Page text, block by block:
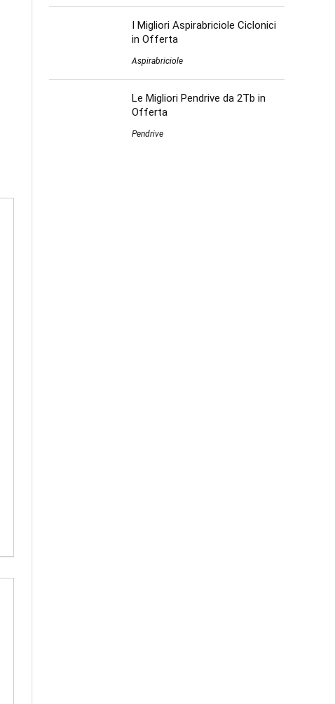
I Migliori Aspirabriciole Ciclonici
in Offerta
Aspirabriciole
Le Migliori Pendrive da 2Tb in
Offerta
Pendrive